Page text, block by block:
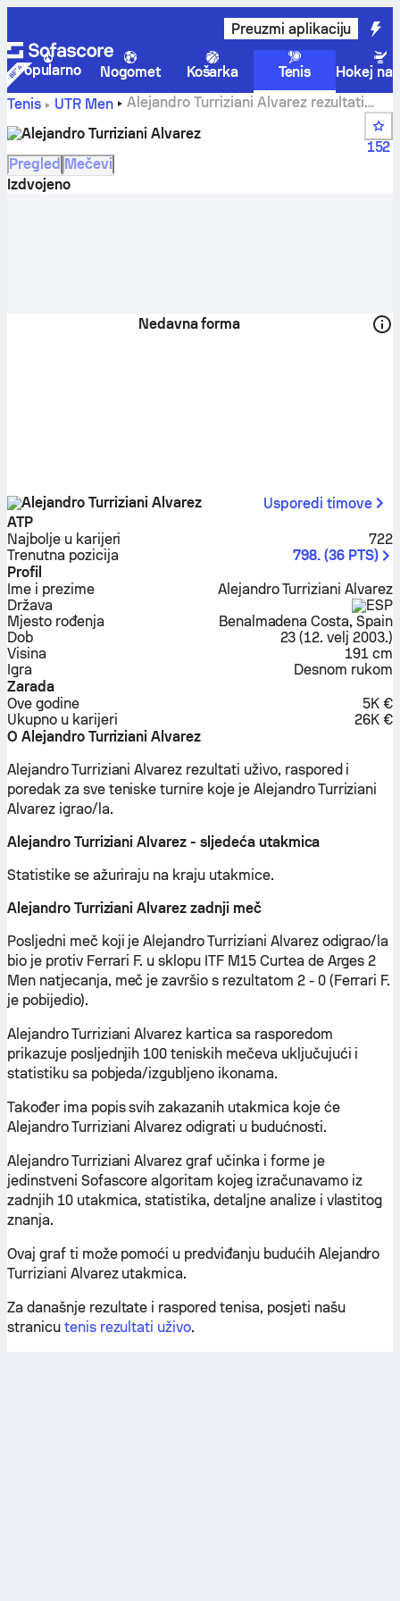
Preuzmi aplikaciju
Popularno Nogomet Košarka Tenis
Hokej na
Tenis
UTR Men
Alejandro Turriziani Alvarez rezultati
Alejandro Turriziani Alvarez
152
Pregled Mečevi
Izdvojeno
Nedavna forma
Alejandro Turriziani Alvarez
Usporedi timove
ATP
Najbolje u karijeri
722
Trenutna pozicija
798. (36 PTS)
Profil
Ime i prezime
Alejandro Turriziani Alvarez
Država
ESP
Mjesto rođenja
Benalmadena Costa, Spain
Dob
23 (12. velj 2003.)
Visina
191 cm
Igra
Desnom rukom
Zarada
Ove godine
5K €
Ukupno u karijeri
26K €
O Alejandro Turriziani Alvarez
Alejandro Turriziani Alvarez rezultati uživo, raspored i
poredak za sve teniske turnire koje je Alejandro Turriziani
Alvarez igrao/la.
Alejandro Turriziani Alvarez - sljedeća utakmica
Statistike se ažuriraju na kraju utakmice.
Alejandro Turriziani Alvarez zadnji meč
Posljedni meč koji je Alejandro Turriziani Alvarez odigrao/la
bio je protiv Ferrari F. u sklopu ITF M15 Curtea de Arges 2
Men natjecanja, meč je završio s rezultatom 2 - 0 (Ferrari F.
je pobijedio).
Alejandro Turriziani Alvarez kartica sa rasporedom
prikazuje posljednjih 100 teniskih mečeva uključujući i
statistiku sa pobjeda/izgubljeno ikonama.
Također ima popis svih zakazanih utakmica koje će
Alejandro Turriziani Alvarez odigrati u budućnosti.
Alejandro Turriziani Alvarez graf učinka i forme je
jedinstveni Sofascore algoritam kojeg izračunavamo iz
zadnjih 10 utakmica, statistika, detaljne analize i vlastitog
znanja.
Ovaj graf ti može pomoći u predviđanju budućih Alejandro
Turriziani Alvarez utakmica.
Za današnje rezultate i raspored tenisa, posjeti našu
stranicu tenis rezultati uživo.